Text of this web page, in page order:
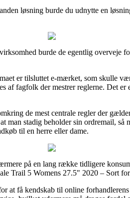
løsning burde du udnytte en
burde de egentlig overveje
er tilsluttet e-mærket, som skulle
af fagfolk der mestrer reglerne. Det
de mest centrale regler der
man stadig beholder sin ordremail,
til en herre eller dame.
på en lang række tidligere
Trail 5 Womens 27.5" 2020 – Sort
at få kendskab til online